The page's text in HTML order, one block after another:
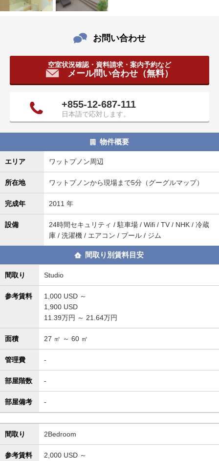
お問い合わせ
空室状況確認・資料請求・案内予約など
メール問い合わせ（無料）
+855-12-687-111
日本語で応対します。
物件概要
エリア ワットプノン周辺
所在地 ワットプノンから現場まで5分（グーグルマップ）
完成年 2011 年
設備
24時間セキュリティ / 駐車場 / Wifi / TV / NHK / 冷蔵
庫 / 洗濯機 / エアコン / プール / ジム
間取り別賃料目安
間取り Studio
参考賃料 1,000 USD ～
1,900 USD
11.39万円 ～ 21.64万円
面積 27 ㎡ ～ 60 ㎡
管理費 -
部屋階数 -
部屋備考 -
間取り 2Bedroom
参考賃料 2,000 USD ～